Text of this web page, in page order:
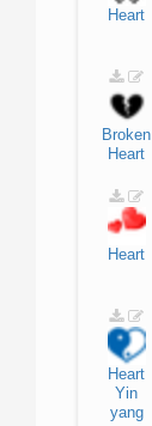
Heart
Broken
Heart
Heart
Heart
Yin
yang